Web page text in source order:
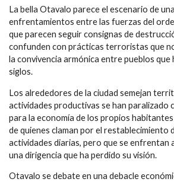
La bella Otavalo parece el escenario de
enfrentamientos entre las fuerzas del
que parecen seguir consignas de
confunden con prácticas terroristas que
la convivencia armónica entre pueblos que
siglos.
Los alrededores de la ciudad semejan
actividades productivas se han paralizado
para la economía de los propios
de quienes claman por el restablecimiento
actividades diarias, pero que se enfrentan
una dirigencia que ha perdido su visión.
Otavalo se debate en una debacle